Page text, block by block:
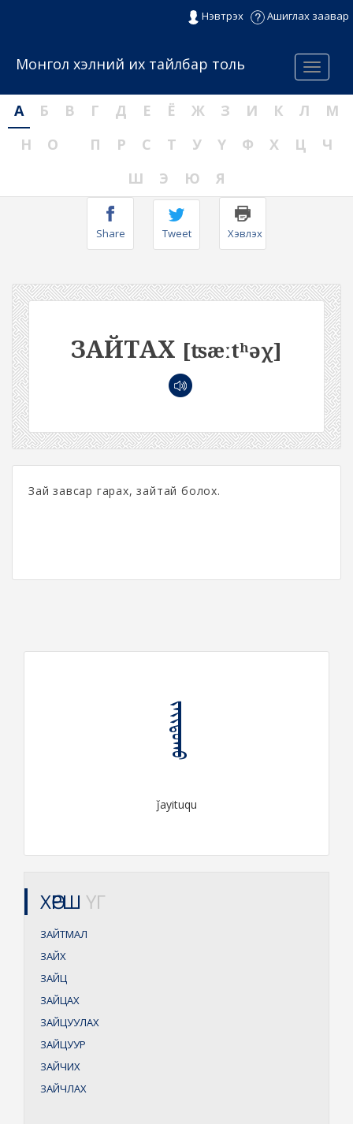
Нэвтрэх Ашиглах заавар
Menu
Монгол хэлний их тайлбар толь
А Б В Г Д Е Ё Ж З И К Л
М
Н
О П Р С Т У Ү Ф Х Ц
Ч
Ш
Э Ю Я
Share Tweet Хэвлэх
ЗАЙТАХ [ʦæːtʰəχ]
Зай завсар гарах, зайтай болох.
ᠵᠠᠶᠢᠲᠤᠬᠤ
ǰayituqu
ХӨРШ ҮГ
ЗАЙТМАЛ
ЗАЙХ
ЗАЙЦ
ЗАЙЦАХ
ЗАЙЦУУЛАХ
ЗАЙЦУУР
ЗАЙЧИХ
ЗАЙЧЛАХ